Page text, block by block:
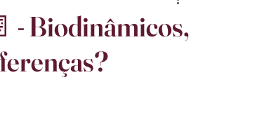
- Biodinâmicos,